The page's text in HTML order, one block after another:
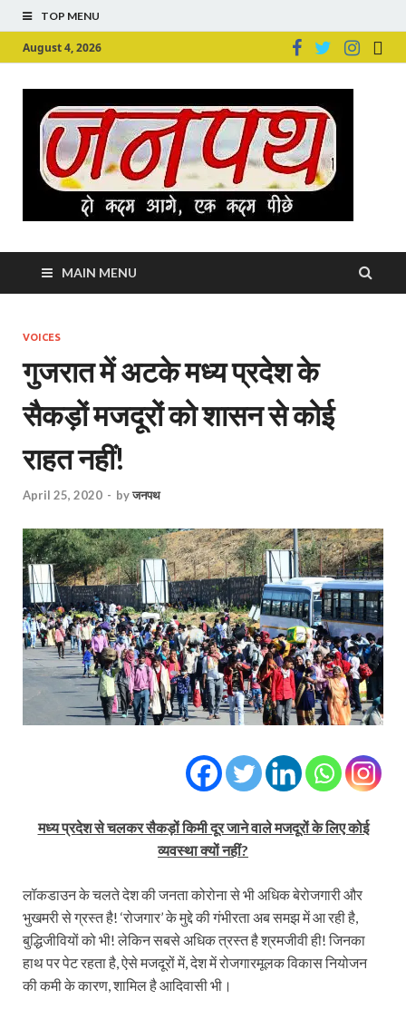
TOP MENU
August 4, 2026
MAIN MENU
VOICES
गुजरात में अटके मध्य प्रदेश के
सैकड़ों मजदूरों को शासन से कोई
राहत नहीं!
April 25, 2020 - byजनपथ
मध्य प्रदेश से चलकर सैकड़ों किमी दूर जाने वाले मजदूरों के लिए कोई
व्यवस्था क्यों नहीं?
लॉकडाउन के चलते देश की जनता कोरोना से भी अधिक बेरोजगारी और
भुखमरी से ग्रस्त है! ‘रोजगार’ के मुद्दे की गंभीरता अब समझ में आ रही है,
बुद्धिजीवियों को भी! लेकिन सबसे अधिक त्रस्त है श्रमजीवी ही! जिनका
हाथ पर पेट रहता है, ऐसे मजदूरों में, देश में रोजगारमूलक विकास नियोजन
की कमी के कारण, शामिल है आदिवासी भी।